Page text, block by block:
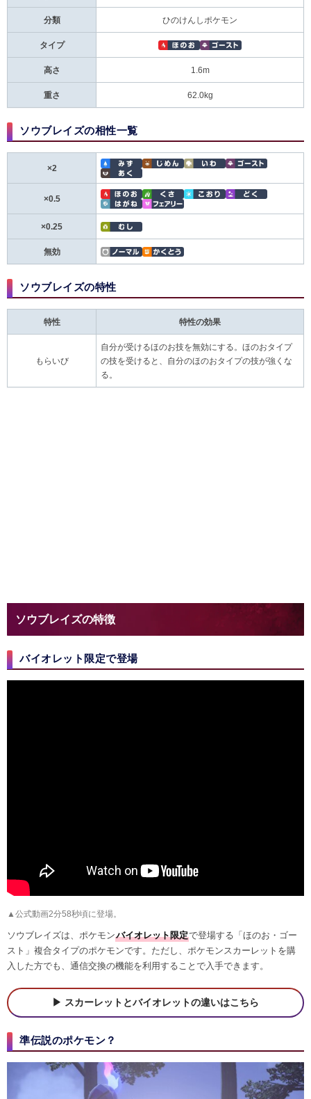
分類 ひのけんしポケモン
タイプ
高さ 1.6m
重さ 62.0kg
ソウブレイズの相性一覧
×2
×0.5
×0.25
無効
ソウブレイズの特性
特性 特性の効果
もらいび
自分が受けるほのお技を無効にする。ほのおタイプ
の技を受けると、自分のほのおタイプの技が強くな
る。
ソウブレイズの特徴
バイオレット限定で登場
▲公式動画2分58秒頃に登場。
ソウブレイズは、ポケモンバイオレット限定で登場する「ほのお・ゴー
スト」複合タイプのポケモンです。ただし、ポケモンスカーレットを購
入した方でも、通信交換の機能を利用することで入手できます。
スカーレットとバイオレットの違いはこちら
準伝説のポケモン？